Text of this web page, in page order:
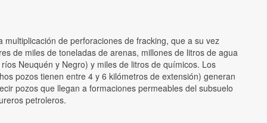
multiplicación de perforaciones de fracking, que a su vez
de miles de toneladas de arenas, millones de litros de agua
Neuquén y Negro) y miles de litros de químicos. Los
pozos tienen entre 4 y 6 kilómetros de extensión) generan
pozos que llegan a formaciones permeables del subsuelo
petroleros.